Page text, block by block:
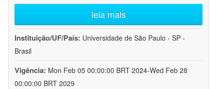
leia mais
Instituição/UF/País: Universidade de São Paulo - SP -
Brasil
Vigência: Mon Feb 05 00:00:00 BRT 2024-Wed Feb 28
00:00:00 BRT 2029